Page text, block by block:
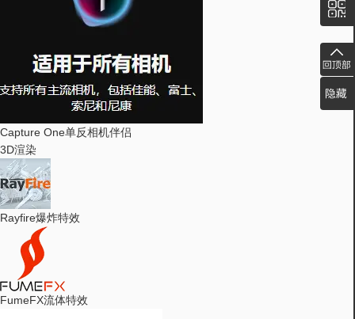
Capture One单反相机伴侣
3D渲染
Rayfire爆炸特效
FumeFX流体特效